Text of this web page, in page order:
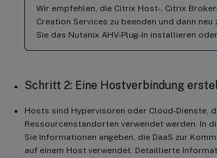
Wir empfehlen, die Citrix Host-, Citrix
Creation Services zu beenden und dann neu
Sie das Nutanix AHV-Plug-In installieren
Schritt 2: Eine Hostverbindung
Hosts sind Hypervisoren oder Cloud-Dienste,
Ressourcenstandorten verwendet werden. In
Sie Informationen angeben, die DaaS zur
auf einem Host verwendet. Detaillierte